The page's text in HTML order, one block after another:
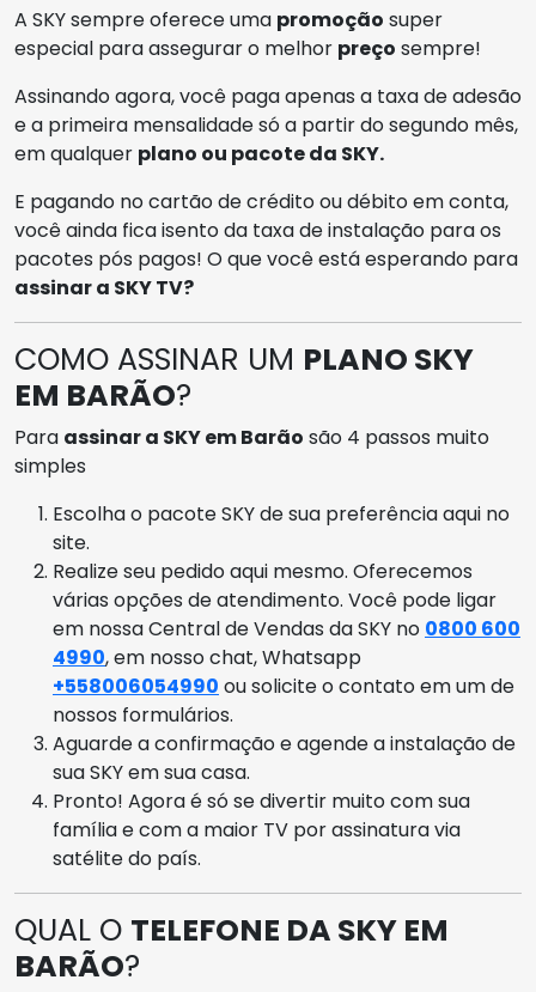
A SKY sempre oferece uma promoção super
especial para assegurar o melhor preço sempre!
Assinando agora, você paga apenas a taxa de adesão
e a primeira mensalidade só a partir do segundo mês,
em qualquer plano ou pacote da SKY.
E pagando no cartão de crédito ou débito em conta,
você ainda fica isento da taxa de instalação para os
pacotes pós pagos! O que você está esperando para
assinar a SKY TV?
COMO ASSINAR UM PLANO SKY
EM BARÃO?
Para assinar a SKY em Barão são 4 passos muito
simples
Escolha o pacote SKY de sua preferência aqui no
site.
Realize seu pedido aqui mesmo. Oferecemos
várias opções de atendimento. Você pode ligar
em nossa Central de Vendas da SKY no 0800 600
4990, em nosso chat, Whatsapp
+558006054990 ou solicite o contato em um de
nossos formulários.
Aguarde a confirmação e agende a instalação de
sua SKY em sua casa.
Pronto! Agora é só se divertir muito com sua
família e com a maior TV por assinatura via
satélite do país.
QUAL O TELEFONE DA SKY EM
BARÃO?